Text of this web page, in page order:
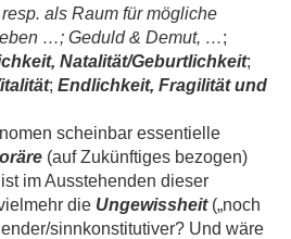
als Raum für mögliche
…; Geduld & Demut, …;
Natalität/Geburtlichkeit;
; Endlichkeit, Fragilität und
scheinbar essentielle
(auf Zukünftiges bezogen)
im Ausstehenden dieser
die Ungewissheit(„noch
sinnkonstitutiver? Und wäre